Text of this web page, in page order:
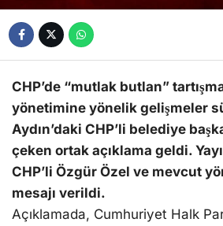
CHP’de “mutlak butlan”
yönetimine yönelik gelişmeler
Aydın’daki CHP’li belediye
çeken ortak açıklama geldi.
CHP’li Özgür Özel ve mevcut
mesajı verildi.
Açıklamada, Cumhuriyet Halk